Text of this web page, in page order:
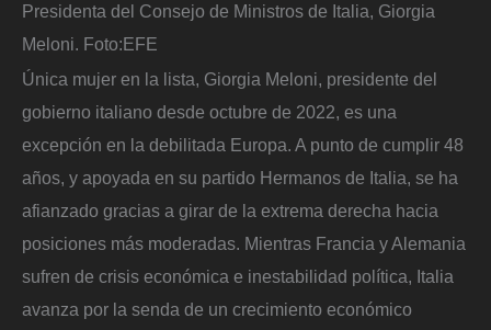
Presidenta del Consejo de Ministros de Italia, Giorgia
Meloni. Foto:EFE
Única mujer en la lista, Giorgia Meloni, presidente del
gobierno italiano desde octubre de 2022, es una
excepción en la debilitada Europa. A punto de cumplir 48
años, y apoyada en su partido Hermanos de Italia, se ha
afianzado gracias a girar de la extrema derecha hacia
posiciones más moderadas. Mientras Francia y Alemania
sufren de crisis económica e inestabilidad política, Italia
avanza por la senda de un crecimiento económico